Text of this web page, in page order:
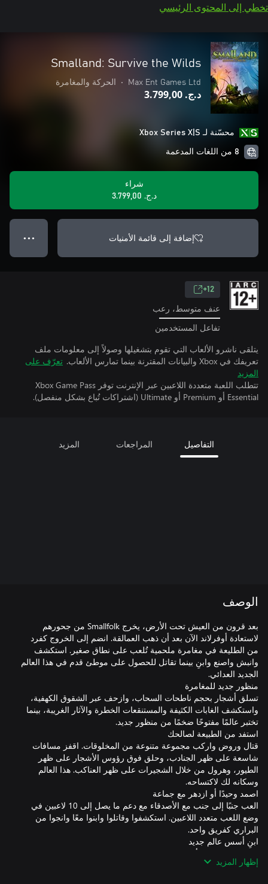
تخطي إلى المحتوى الرئيسي
Smalland: Survive the Wilds
Max Ent Games Ltd
• الحركة والمغامرة
د.ج.‏ 3.799,00
محسّنة لـ Xbox Series X|S
8 من اللغات المدعمة
شراء
د.ج.‏ 3.799,00
إضافة إلى قائمة الأمنيات ● ● ●
12+
عنف متوسط، رعب
تفاعل المستخدمين
يتلقى ناشرو الألعاب التي تقوم بتشغيلها وصولاً إلى معلومات ملف
تعريفك في Xbox والبيانات المقترنة بينما تمارس الألعاب.
تعرّف على
المزيد
تتطلب اللعبة متعددة اللاعبين عبر الإنترنت توفر Xbox Game Pass
Essential أو Premium أو Ultimate (اشتراكات تُباع بشكل منفصل).
التفاصيل المراجعات المزيد
الوصف
بعد قرون من العيش تحت الأرض، يخرج Smallfolk من جحورهم
لاستعادة أوفرلاند الآن بعد أن ذهب العمالقة. انضم إلى الخروج كفرد
من الطليعة في مغامرة ملحمية تُلعب على نطاق صغير. استكشف
وانبش واصنع وابنِ بينما تقاتل للحصول على موطئ قدم في هذا العالم
تسلق أشجار بحجم ناطحات السحاب، وازحف عبر الشقوق الكهفية،
واستكشف الغابات الكثيفة والمستنقعات الخطرة والآثار الغريبة، بينما
قتال وروض واركب مجموعة متنوعة من المخلوقات. اقفز مسافات
شاسعة على ظهر الجنادب، وحلق فوق رؤوس الأشجار على ظهر
الطيور، وهرول من خلال الشجيرات على ظهر العناكب. هذا العالم
العب جنبًا إلى جنب مع الأصدقاء مع دعم ما يصل إلى 10 لاعبين في
وضع اللعب متعدد اللاعبين. استكشفوا وقاتلوا وابنوا معًا وانجوا من
انبش عن الموارد أو اصقلها لبناء المخيمات بطبقات مواد متعددة، من
الخشب إلى الحجر والمعدن. اختر مكانًا مفضلا ًفي العالم وابنِ أو تسلق
إظهار المزيد